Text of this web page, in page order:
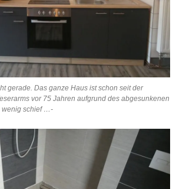
gerade. Das ganze Haus ist schon seit der
vor 75 Jahren aufgrund des abgesunkenen
wenig schief …-